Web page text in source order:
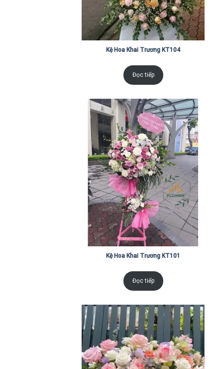
Kệ Hoa Khai Trương KT104
Đọc tiếp
Kệ Hoa Khai Trương KT101
Đọc tiếp